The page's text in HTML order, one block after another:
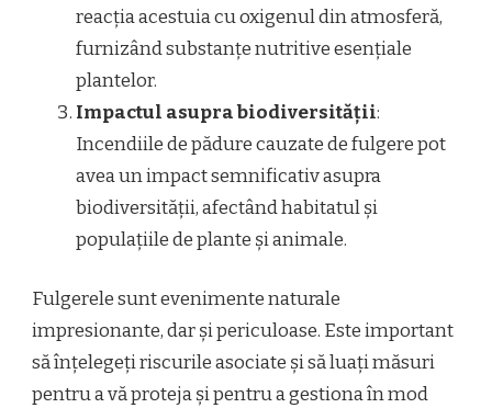
reacția acestuia cu oxigenul din atmosferă,
furnizând substanțe nutritive esențiale
plantelor.
Impactul asupra biodiversității:
Incendiile de pădure cauzate de fulgere pot
avea un impact semnificativ asupra
biodiversității, afectând habitatul și
populațiile de plante și animale.
Fulgerele sunt evenimente naturale
impresionante, dar și periculoase. Este important
să înțelegeți riscurile asociate și să luați măsuri
pentru a vă proteja și pentru a gestiona în mod